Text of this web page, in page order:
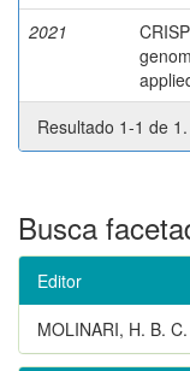
2021
Resultado 1-1 de 1.
Busca
Editor
MOLINARI, H. B. C.